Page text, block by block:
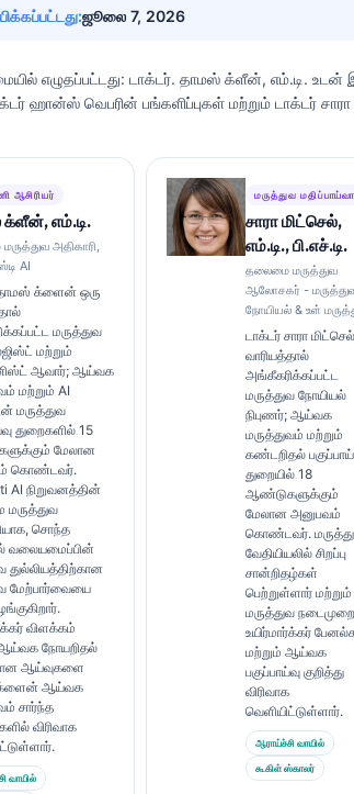
ஜூலை 7, 2026
எழுதப்பட்டது: டாக்டர். தாமஸ் க்ளீன், எம்.டி. உடன்
ஹான்ஸ் வெபரின் பங்களிப்புகள் மற்றும் டாக்டர் சாரா
ஆசிரியர்
எம்.டி.
அதிகாரி,
AI
க்ளைன் ஒரு
மருத்துவ
மற்றும்
ஆவார்; ஆய்வக
மற்றும் AI
மருத்துவ
துறைகளில் 15
மேலான
கொண்டவர்.
AI நிறுவனத்தின்
சொந்த
வலையமைப்பின்
துல்லியத்திற்கான
மேற்பார்வையை
விளக்கம்
நோயறிதல்
ஆய்வுகளை
க்ளைன் ஆய்வக
சார்ந்த
விரிவாக
வாயில்
மருத்துவ
சாரா மிட்செல்,
எம்.டி., பி.எச்.டி.
தலைமை மருத்துவ
ஆலோசகர் -
நோயியல் & உள்
டாக்டர் சாரா
வாரியத்தால்
அங்கீகரிக்கப்பட்ட
மருத்துவ நோயியல்
நிபுணர்; ஆய்வக
மருத்துவம் மற்றும்
கண்டறிதல்
துறையில் 18
ஆண்டுகளுக்கும்
மேலான அனுபவம்
கொண்டவர்.
வேதியியலில் சிறப்பு
சான்றிதழ்கள்
பெற்றுள்ளார் மற்றும்
மருத்துவ
உயிர்மார்க்கர்
மற்றும் ஆய்வக
பகுப்பாய்வு குறித்து
விரிவாக
வெளியிட்டுள்ளார்.
ஆராய்ச்சி வாயில்
கூகிள் ஸ்காலர்